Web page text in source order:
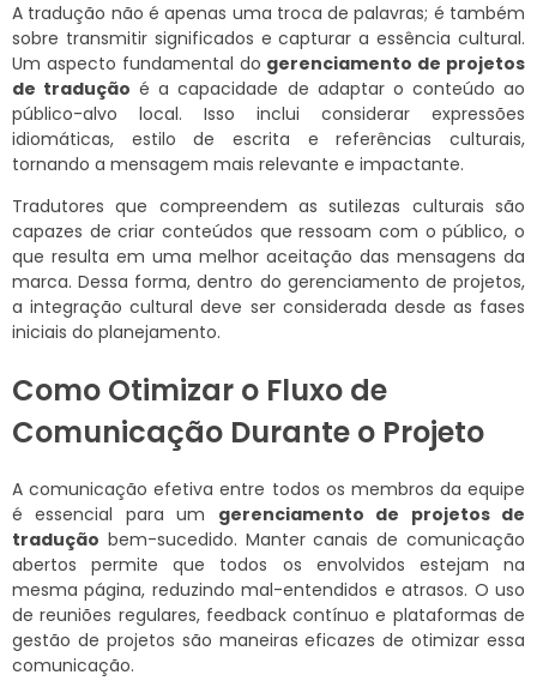
A tradução não é apenas uma troca de palavras; é também
sobre transmitir significados e capturar a essência cultural.
Um aspecto fundamental do gerenciamento de projetos
de tradução é a capacidade de adaptar o conteúdo ao
público-alvo local. Isso inclui considerar expressões
idiomáticas, estilo de escrita e referências culturais,
tornando a mensagem mais relevante e impactante.
Tradutores que compreendem as sutilezas culturais são
capazes de criar conteúdos que ressoam com o público, o
que resulta em uma melhor aceitação das mensagens da
marca. Dessa forma, dentro do gerenciamento de projetos,
a integração cultural deve ser considerada desde as fases
iniciais do planejamento.
Como Otimizar o Fluxo de
Comunicação Durante o Projeto
A comunicação efetiva entre todos os membros da equipe
é essencial para um gerenciamento de projetos de
tradução bem-sucedido. Manter canais de comunicação
abertos permite que todos os envolvidos estejam na
mesma página, reduzindo mal-entendidos e atrasos. O uso
de reuniões regulares, feedback contínuo e plataformas de
gestão de projetos são maneiras eficazes de otimizar essa
comunicação.